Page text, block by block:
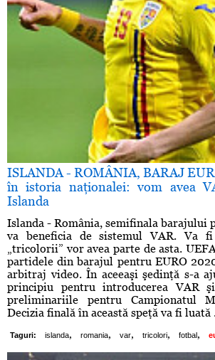
ISLANDA - ROMÂNIA, BARAJ
în istoria naţionalei: vom avea
Islanda
Islanda - România, semifinala barajului
va beneficia de sistemul VAR. Va
„tricolorii” vor avea parte de asta.
partidele din barajul pentru EURO
arbitraj video. În aceeaşi şedinţă s-a
principiu pentru introducerea VAR
preliminariile pentru Campionatul
Decizia finală în această speţă va fi luată
Taguri: islanda, romania, var, tricolori, fotbal ,